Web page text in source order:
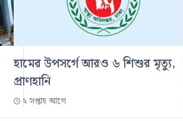
হামের উপসর্গে আরও ৬ শিশুর মৃত্যু,
প্রাণহানি
২ সপ্তাহ আগে